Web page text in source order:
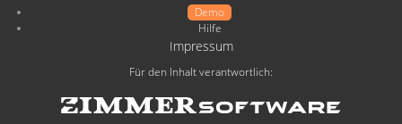
Demo
Hilfe
Impressum
Für den Inhalt verantwortlich: